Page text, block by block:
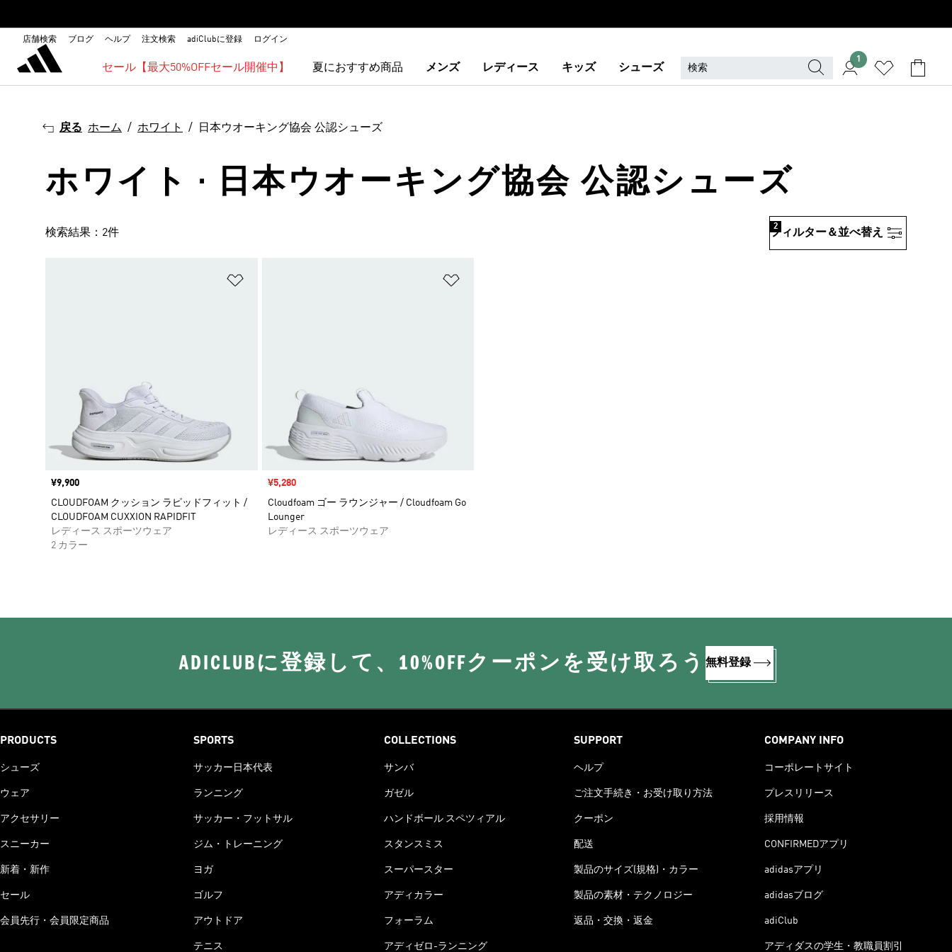
店舗検索 ブログ ヘルプ 注文検索 adiClubに登録 ログイン
セール【最大50%OFFセール開催中】 夏におすすめ商品 メンズ レディース キッズ シューズ
1
戻る ホーム ホワイト 日本ウオーキング協会 公認シューズ
ホワイト · 日本ウオーキング協会 公認シューズ
検索結果：2件 フィルター＆並べ替え
2
価格
¥9,900
CLOUDFOAM クッション ラピッドフィット /
CLOUDFOAM CUXXION RAPIDFIT
レディース スポーツウェア
2 カラー
セール価格
¥5,280
Cloudfoam ゴー ラウンジャー / Cloudfoam Go
Lounger
レディース スポーツウェア
ADICLUBに登録して、10%OFFクーポンを受け取ろう 無料登録
PRODUCTS
シューズ
ウェア
アクセサリー
スニーカー
新着・新作
セール
会員先行・会員限定商品
SPORTS
サッカー日本代表
ランニング
サッカー・フットサル
ジム・トレーニング
ヨガ
ゴルフ
アウトドア
テニス
COLLECTIONS
サンバ
ガゼル
ハンドボール スペツィアル
スタンスミス
スーパースター
アディカラー
フォーラム
アディゼロ-ランニング
SUPPORT
ヘルプ
ご注文手続き・お受け取り方法
クーポン
配送
製品のサイズ(規格)・カラー
製品の素材・テクノロジー
返品・交換・返金
COMPANY INFO
コーポレートサイト
プレスリリース
採用情報
CONFIRMEDアプリ
adidasアプリ
adidasブログ
adiClub
アディダスの学生・教職員割引